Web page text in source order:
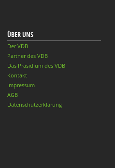
ÜBER UNS
Der VDB
Partner des VDB
Das Präsidium des VDB
Kontakt
Impressum
AGB
Datenschutzerklärung